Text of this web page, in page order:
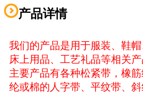
产品详情
我们的产品是用于服装、鞋帽
床上用品、工艺礼品等相关产
主要产品有各种松紧带，橡
纶或棉的人字带、平纹带、斜